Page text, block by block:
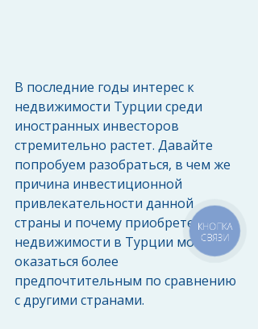
В последние годы интерес к
недвижимости Турции среди
иностранных инвесторов
стремительно растет. Давайте
попробуем разобраться, в чем же
причина инвестиционной
привлекательности данной
страны и почему приобретение
недвижимости в Турции может
оказаться более
предпочтительным по сравнению
с другими странами.
КНОПКА
СВЯЗИ